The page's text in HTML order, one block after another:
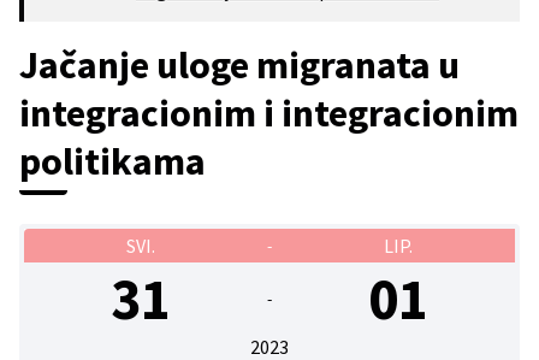
Jačanje uloge migranata u
integracionim i integracionim
politikama
SVI. - LIP.
31 - 01
2023